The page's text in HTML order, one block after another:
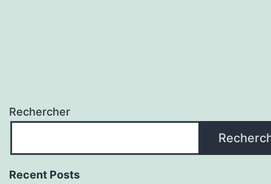
Rechercher
Recent Posts